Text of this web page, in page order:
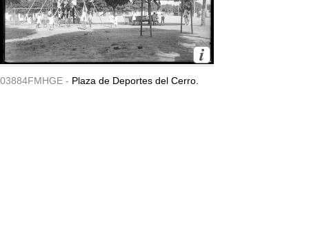
03884FMHGE - Plaza de Deportes del Cerro.